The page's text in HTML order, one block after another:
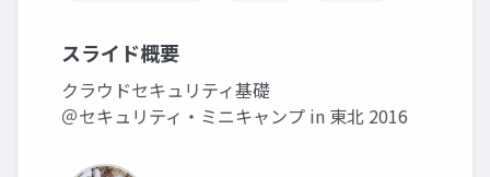
スライド概要
クラウドセキュリティ基礎
＠セキュリティ・ミニキャンプ in 東北 2016